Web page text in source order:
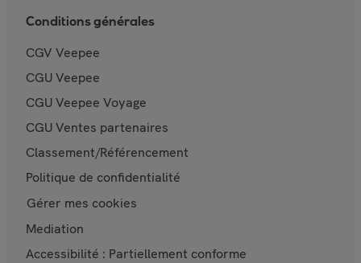
Conditions générales
CGV Veepee
CGU Veepee
CGU Veepee Voyage
CGU Ventes partenaires
Classement/Référencement
Politique de confidentialité
Gérer mes cookies
Mediation
Accessibilité : Partiellement conforme